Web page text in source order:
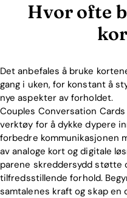
Hvor ofte
Det anbefales å bruke
gang i uken, for konstant å
nye aspekter av forholdet.
Couples Conversation
verktøy for å dykke dypere
forbedre kommunikasjonen
av analoge kort og digitale
parene skreddersydd støtte
tilfredsstillende forhold.
samtalenes kraft og skap en